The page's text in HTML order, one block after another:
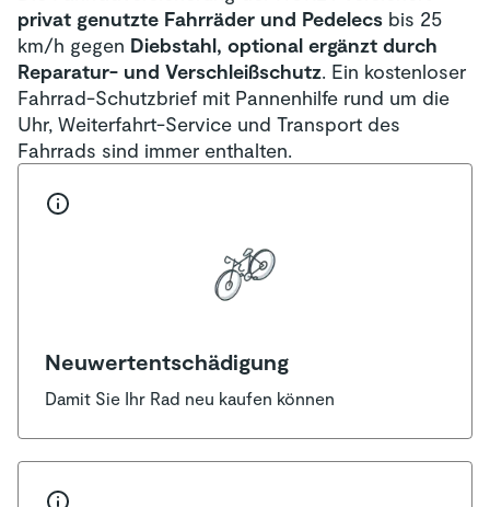
privat genutzte Fahrräder und Pedelecs bis 25
km/h gegen Diebstahl, optional ergänzt durch
Reparatur- und Verschleißschutz. Ein kostenloser
Fahrrad-Schutzbrief mit Pannenhilfe rund um die
Uhr, Weiterfahrt-Service und Transport des
Fahrrads sind immer enthalten.
Neuwertentschädigung
Damit Sie Ihr Rad neu kaufen können